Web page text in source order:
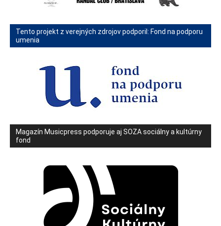
Tento projekt z verejných zdrojov podporil: Fond na podporu
umenia
Magazín Musicpress podporuje aj SOZA sociálny a kultúrny
fond